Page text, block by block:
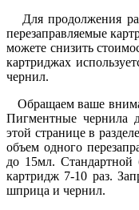
Для продолжения
перезаправляемые
можете снизить
картриджах
чернил.
Обращаем ваше
Пигментные
этой странице в
объем одного
до 15мл. Стандартной
картридж 7-10 раз.
шприца и чернил.